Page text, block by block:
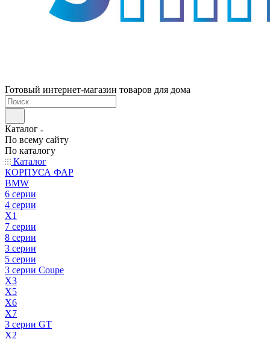
Готовый интернет-магазин товаров для дома
Каталог
По всему сайту
По каталогу
Каталог
КОРПУСА ФАР
BMW
6 серии
4 серии
X1
7 серии
8 серии
3 серии
5 серии
3 серии Coupe
X3
X5
X6
X7
3 серии GT
X2